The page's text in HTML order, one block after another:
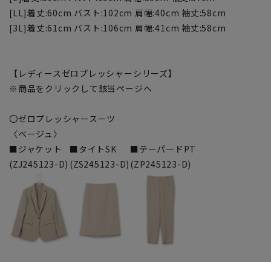
[LL]着丈:60cm バスト:102cm 肩幅:40cm 袖丈:58cm
[3L]着丈:61cm バスト:106cm 肩幅:41cm 袖丈:58cm
【レディースゼロプレッシャーシリーズ】
※商品をクリックして該当ページへ
〇ゼロプレッシャースーツ
〈ベージュ〉
■ジャケット
(ZJ245123-D)
■タイトSK
(ZS245123-D)
■テーパードPT
(ZP245123-D)